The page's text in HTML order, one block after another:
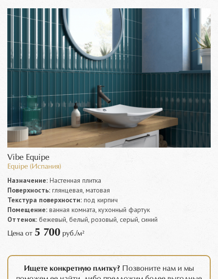
Vibe Equipe
Equipe (Испания)
Назначение: Настенная плитка
Поверхность: глянцевая, матовая
Текстура поверхности: под кирпич
Помещение: ванная комната, кухонный фартук
Оттенок: бежевый, белый, розовый, серый, синий
Цена от 5 700 руб./м²
Ищете конкретную плитку? Позвоните нам и мы